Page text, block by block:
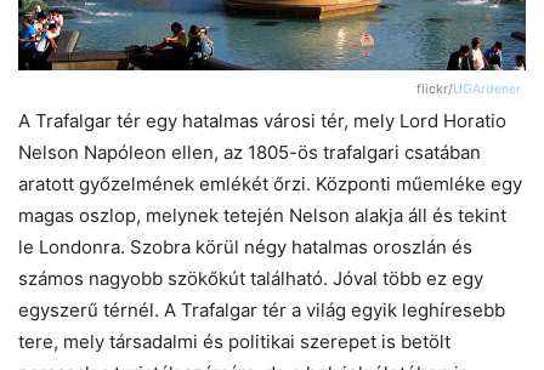
flickr/UGArdener
A Trafalgar tér egy hatalmas városi tér, mely Lord Horatio
Nelson Napóleon ellen, az 1805-ös trafalgari csatában
aratott győzelmének emlékét őrzi. Központi műemléke egy
magas oszlop, melynek tetején Nelson alakja áll és tekint
le Londonra. Szobra körül négy hatalmas oroszlán és
számos nagyobb szökőkút található. Jóval több ez egy
egyszerű térnél. A Trafalgar tér a világ egyik leghíresebb
tere, mely társadalmi és politikai szerepet is betölt